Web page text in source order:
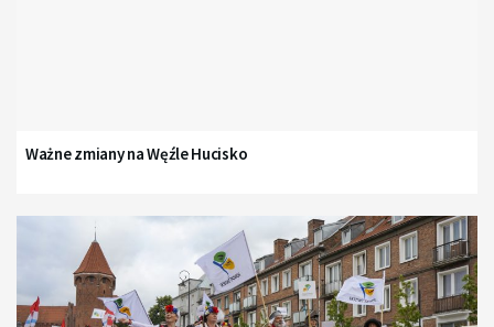
Ważne zmiany na Węźle Hucisko